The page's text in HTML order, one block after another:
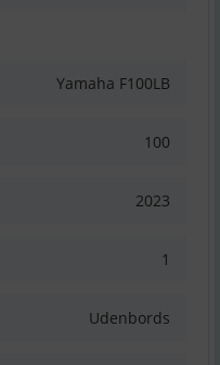
Yamaha F100LB
100
2023
1
Udenbords